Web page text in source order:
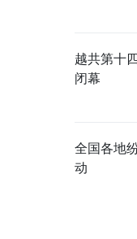
越共第十
闭幕
全国各地
动